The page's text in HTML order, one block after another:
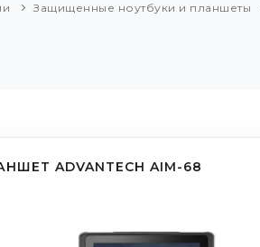
Защищенные ноутбуки и планшеты
ADVANTECH AIM-68